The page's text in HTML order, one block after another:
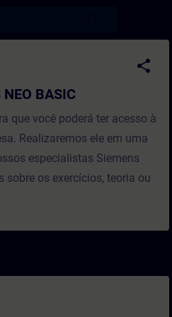
- Opplæring -
share
BASIC
que você poderá ter acesso à
Realizaremos ele em uma
especialistas Siemens
os exercícios, teoria ou